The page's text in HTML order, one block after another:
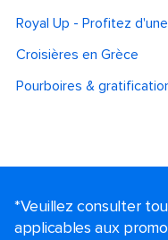
Royal Up - Profitez
Croisières en Grèce
Pourboires &
*Veuillez consulter
applicables aux